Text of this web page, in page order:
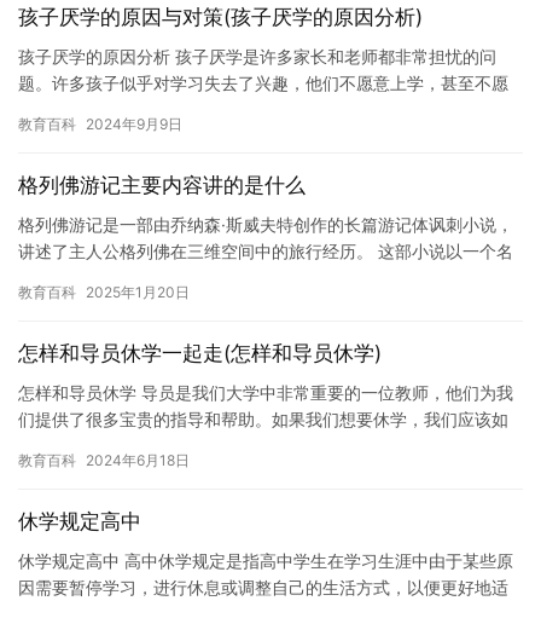
孩子厌学的原因与对策(孩子厌学的原因分析)
孩子厌学的原因分析 孩子厌学是许多家长和老师都非常担忧的问
题。许多孩子似乎对学习失去了兴趣，他们不愿意上学，甚至不愿
响，因此…
教育百科 2024年9月9日
格列佛游记主要内容讲的是什么
格列佛游记是一部由乔纳森·斯威夫特创作的长篇游记体讽刺小说，
讲述了主人公格列佛在三维空间中的旅行经历。 这部小说以一个名
国、…
教育百科 2025年1月20日
怎样和导员休学一起走(怎样和导员休学)
怎样和导员休学 导员是我们大学中非常重要的一位教师，他们为我
们提供了很多宝贵的指导和帮助。如果我们想要休学，我们应该如
找…
教育百科 2024年6月18日
休学规定高中
休学规定高中 高中休学规定是指高中学生在学习生涯中由于某些原
因需要暂停学习，进行休息或调整自己的生活方式，以便更好地适